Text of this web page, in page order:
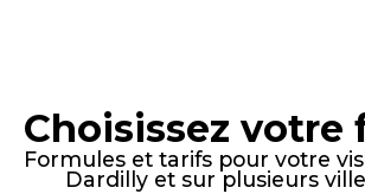
Choisissez votre
Formules et tarifs pour votre
Dardilly et sur plusieurs